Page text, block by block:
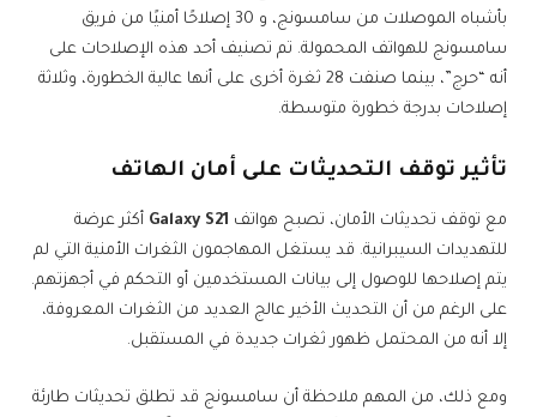
بأشباه الموصلات من سامسونج، و 30 إصلاحًا أمنيًا من فريق
سامسونج للهواتف المحمولة. تم تصنيف أحد هذه الإصلاحات على
أنه “حرج”، بينما صنفت 28 ثغرة أخرى على أنها عالية الخطورة، وثلاثة
إصلاحات بدرجة خطورة متوسطة.
تأثير توقف التحديثات على أمان الهاتف
مع توقف تحديثات الأمان، تصبح هواتف Galaxy S21 أكثر عرضة
للتهديدات السيبرانية. قد يستغل المهاجمون الثغرات الأمنية التي لم
يتم إصلاحها للوصول إلى بيانات المستخدمين أو التحكم في أجهزتهم.
على الرغم من أن التحديث الأخير عالج العديد من الثغرات المعروفة،
إلا أنه من المحتمل ظهور ثغرات جديدة في المستقبل.
ومع ذلك، من المهم ملاحظة أن سامسونج قد تطلق تحديثات طارئة